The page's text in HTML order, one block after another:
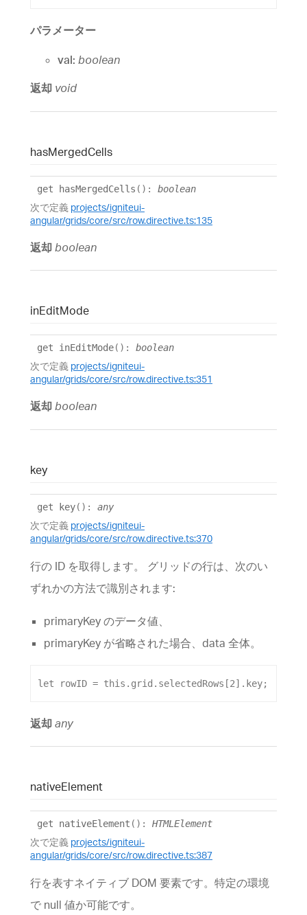
パラメーター
val: boolean
返却 void
hasMergedCells
get hasMergedCells () : boolean
次で定義 projects/igniteui-
angular/grids/core/src/row.directive.ts:135
返却 boolean
inEditMode
get inEditMode() : boolean
次で定義 projects/igniteui-
angular/grids/core/src/row.directive.ts:351
返却 boolean
key
get key() : any
次で定義 projects/igniteui-
angular/grids/core/src/row.directive.ts:370
行の ID を取得します。 グリッドの行は、次のい
ずれかの方法で識別されます:
primaryKey のデータ値、
primaryKey が省略された場合、data 全体。
let rowID = this . grid . selectedRows [2]. key;
返却 any
nativeElement
get nativeElement () : HTMLElement
次で定義 projects/igniteui-
angular/grids/core/src/row.directive.ts:387
行を表すネイティブ DOM 要素です。特定の環境
で null 値か可能です。